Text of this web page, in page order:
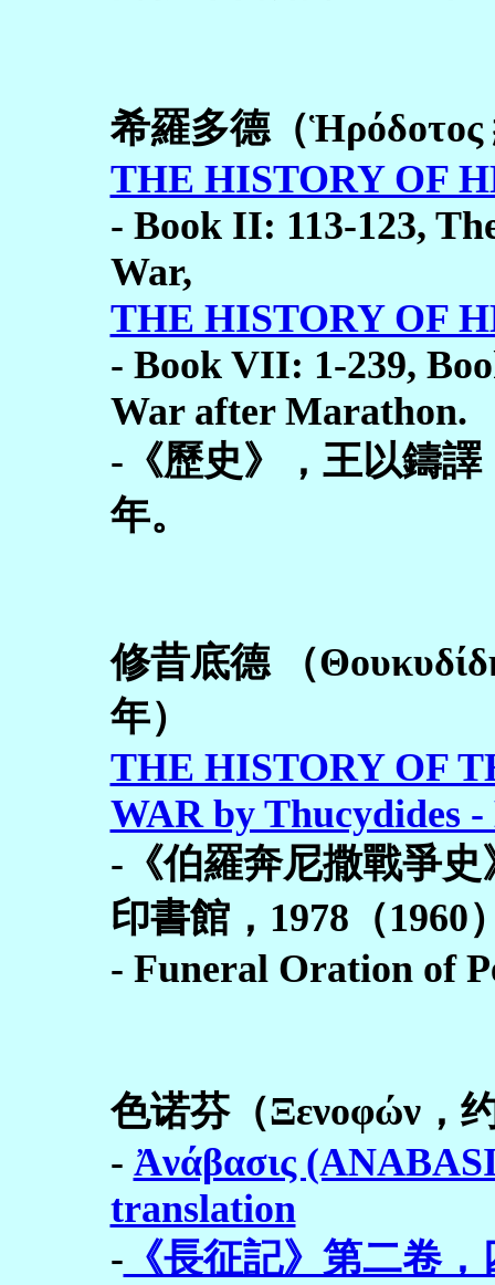
希羅多德（
THE HISTORY OF
- Book II: 113-123,
War,
THE HISTORY OF
- Book VII: 1-239,
War after Marathon.
-《歷史》，王以鑄
年。
修昔底德 （
年）
THE HISTORY OF
WAR by Thucydides
-《伯羅奔尼撒戰爭
印書館，1978（1960
- Funeral Oration of
色诺芬（Ξενοφών，
- Ἀνάβασις
translation
- 《長征記》第二卷